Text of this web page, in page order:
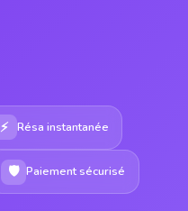
⚡ Résa instantanée
🛡 Paiement sécurisé